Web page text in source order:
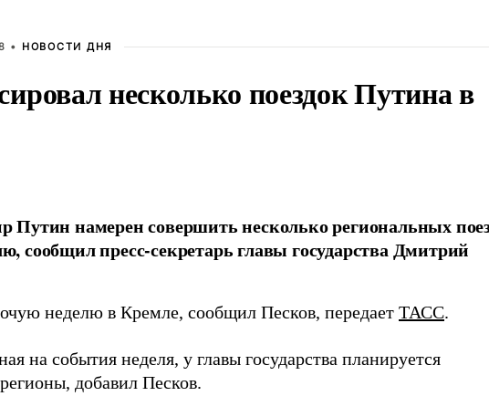
• НОВОСТИ ДНЯ
несколько поездок Путина в
Путин намерен совершить несколько региональных
сообщил пресс-секретарь главы государства Дмитрий
неделю в Кремле, сообщил Песков, передает ТАСС.
на события неделя, у главы государства планируется
добавил Песков.